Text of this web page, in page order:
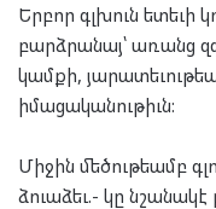
Երբոր գլխուն ետեւի
բարձրանայ՝ առանց
կամքի,
իմացականութիւն:
Միջին մեծութեամբ
ձուաձեւ.- կը նշանակէ